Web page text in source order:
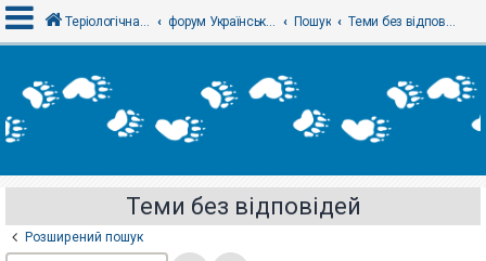
х
і
е
Теріологічна школа форум Українського теріологічного товариства Пошук Теми без відповідей
Теми без відповідей
Розширений пошук